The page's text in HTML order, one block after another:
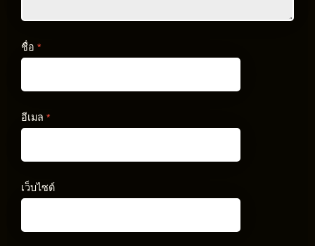
ชื่อ *
อีเมล *
เว็บไซต์